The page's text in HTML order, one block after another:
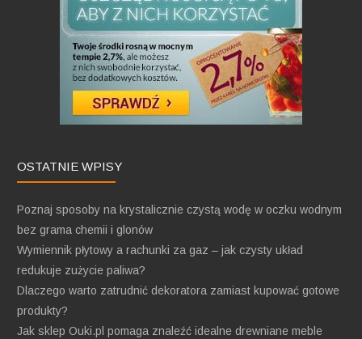
OSTATNIE WPISY
Poznaj sposoby na krystalicznie czystą wodę w oczku wodnym
bez grama chemii i glonów
Wymiennik płytowy a rachunki za gaz – jak czysty układ
redukuje zużycie paliwa?
Dlaczego warto zatrudnić dekoratora zamiast kupować gotowe
produkty?
Jak sklep Ouki.pl pomaga znaleźć idealne drewniane meble